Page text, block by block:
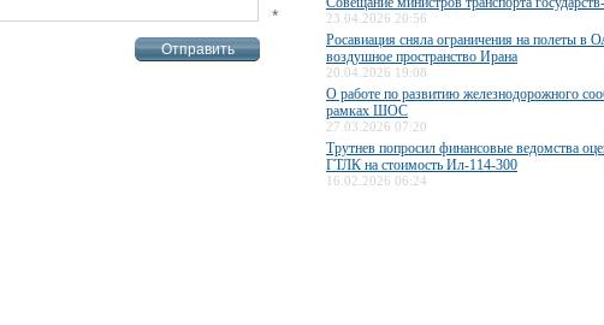
* 23.04.2026 20:56
Росавиация сняла ограничения на полеты в
воздушное пространство Ирана
20.04.2026 19:08
О работе по развитию железнодорожного
рамках ШОС
27.03.2026 07:20
Трутнев попросил финансовые ведомства
ГТЛК на стоимость Ил-114-300
16.02.2026 06:24